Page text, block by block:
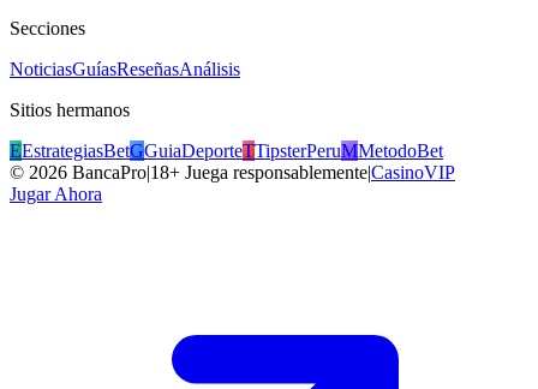
Secciones
NoticiasGuíasReseñasAnálisis
Sitios hermanos
EEstrategiasBetGGuiaDeporteTTipsterPeruMMetodoBet
© 2026 BancaPro|18+ Juega responsablemente|CasinoVIP
Jugar Ahora